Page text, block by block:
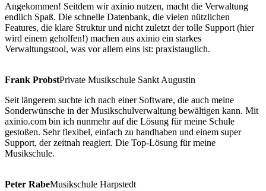
Angekommen! Seitdem wir axinio nutzen, macht die Verwaltung
endlich Spaß. Die schnelle Datenbank, die vielen nützlichen
Features, die klare Struktur und nicht zuletzt der tolle Support (hier
wird einem geholfen!) machen aus axinio ein starkes
Verwaltungstool, was vor allem eins ist: praxistauglich.
Frank ProbstPrivate Musikschule Sankt Augustin
Seit längerem suchte ich nach einer Software, die auch meine
Sonderwünsche in der Musikschulverwaltung bewältigen kann. Mit
axinio.com bin ich nunmehr auf die Lösung für meine Schule
gestoßen. Sehr flexibel, einfach zu handhaben und einem super
Support, der zeitnah reagiert. Die Top-Lösung für meine
Musikschule.
Peter RabeMusikschule Harpstedt